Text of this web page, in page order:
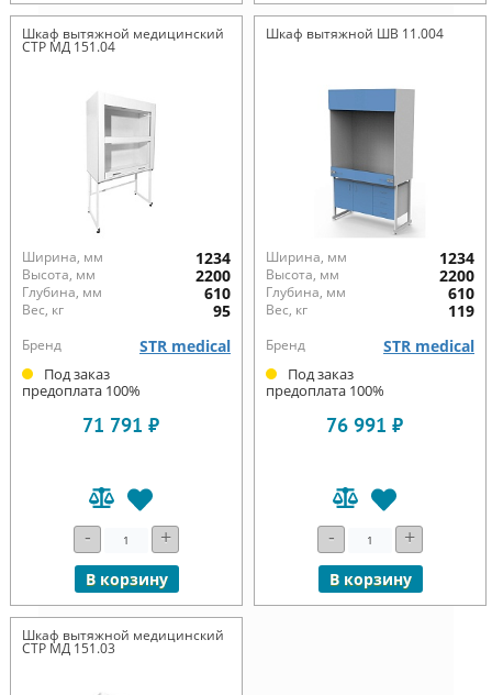
Шкаф вытяжной медицинский
СТР МД 151.04
Ширина, мм 1234
Высота, мм 2200
Глубина, мм 610
Вес, кг 95
Бренд STR medical
Под заказ
предоплата 100%
71 791 ₽
- +
В корзину
Шкаф вытяжной ШВ 11.004
Ширина, мм 1234
Высота, мм 2200
Глубина, мм 610
Вес, кг 119
Бренд STR medical
Под заказ
предоплата 100%
76 991 ₽
- +
В корзину
Шкаф вытяжной медицинский
СТР МД 151.03